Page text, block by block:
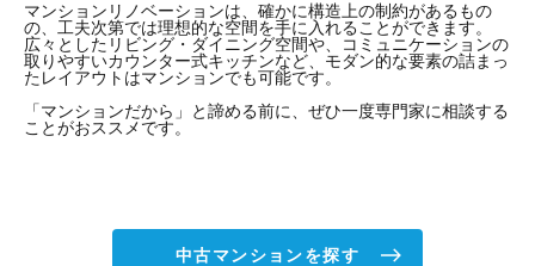
マンションリノベーションは、確かに構造上の制約があるもの
の、工夫次第では理想的な空間を手に入れることができます。
広々としたリビング・ダイニング空間や、コミュニケーションの
取りやすいカウンター式キッチンなど、モダン的な要素の詰まっ
たレイアウトはマンションでも可能です。
「マンションだから」と諦める前に、ぜひ一度専門家に相談する
ことがおススメです。
中古マンションを探す